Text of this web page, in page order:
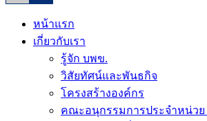
หน้าแรก
เกี่ยวกับเรา
รู้จัก บพข.
วิสัยทัศน์และพันธกิจ
โครงสร้างองค์กร
คณะอนุกรรมการประจำหน่วย